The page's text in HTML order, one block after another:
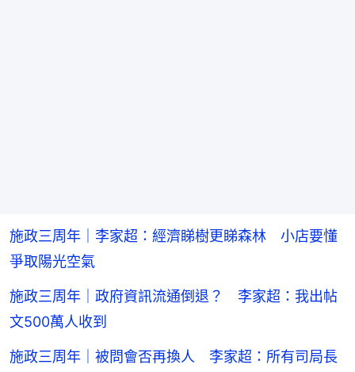
施政三周年｜李家超：經濟睇樹更睇森林 小店要懂
爭取陽光空氣
施政三周年｜政府資訊流通倒退？ 李家超：我出帖
文500萬人收到
施政三周年｜被問會否再換人 李家超：所有司局長